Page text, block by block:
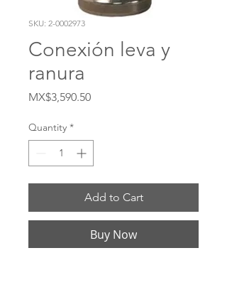
SKU: 2-0002973
Conexión leva y
ranura
MX$3,590.50Price
Quantity *
Add to Cart
Buy Now